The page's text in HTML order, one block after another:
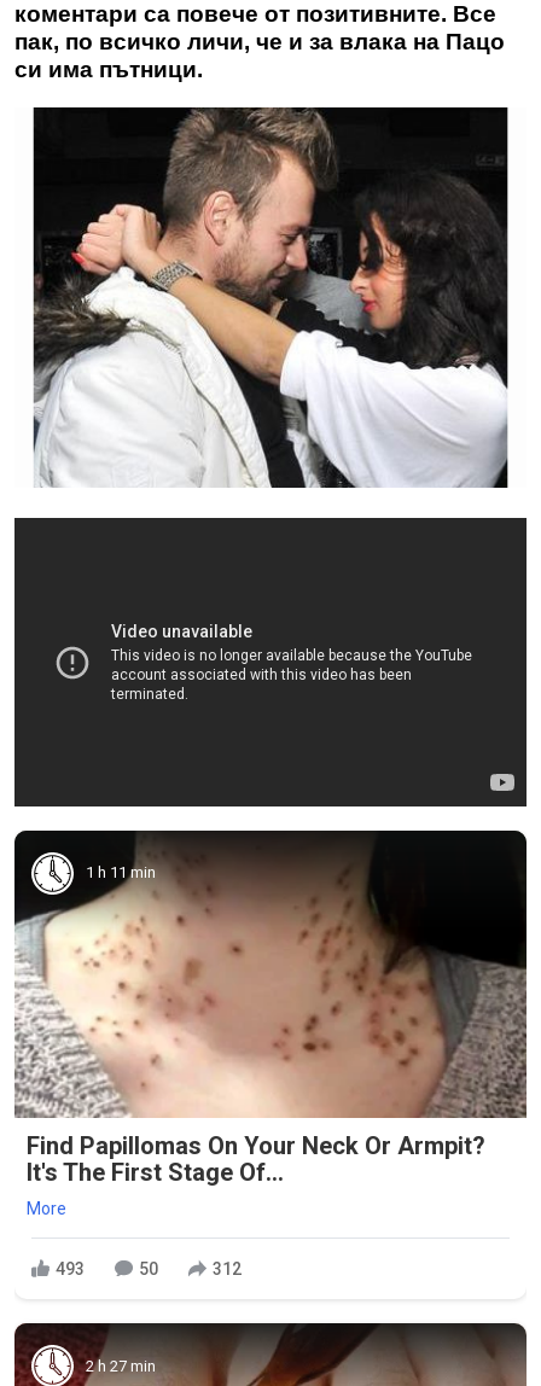
коментари са повече от позитивните. Все
пак, по всичко личи, че и за влака на Пацо
си има пътници.
1 h 11 min
Find Papillomas On Your Neck Or Armpit?
It's The First Stage Of...
More
493 50 312
2 h 27 min